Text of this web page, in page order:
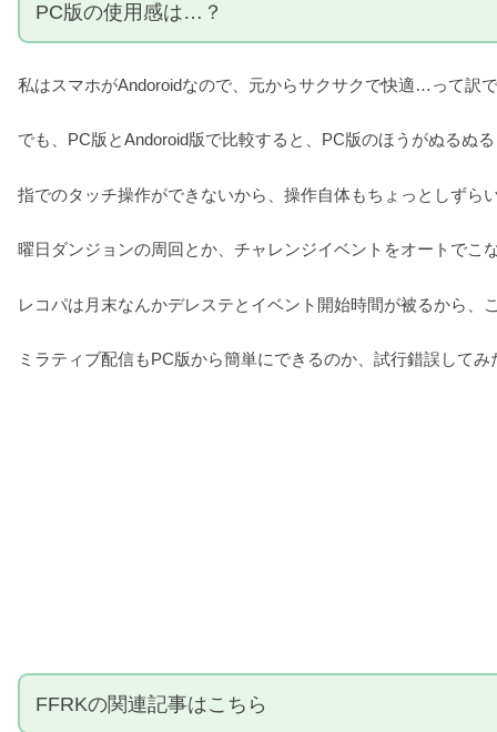
PC版の使用感は…？
私はスマホがAndoroidなので、元からサクサクで快適…って訳
でも、PC版とAndoroid版で比較すると、PC版のほうがぬるぬ
指でのタッチ操作ができないから、操作自体もちょっとしずら
曜日ダンジョンの周回とか、チャレンジイベントをオートで
レコパは月末なんかデレステとイベント開始時間が被るから、
ミラティブ配信もPC版から簡単にできるのか、試行錯誤して
FFRKの関連記事はこちら